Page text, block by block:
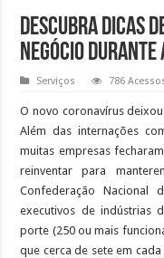
Descubra dicas
negócio durante
Serviços 786
O novo coronavírus
Além das internações
muitas empresas
reinventar para
Confederação Nacional
executivos de indústrias
porte (250 ou mais
que cerca de sete em